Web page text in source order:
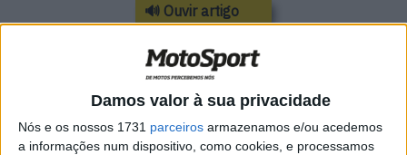
Damos valor à sua privacidade
Nós e os nossos 1731 parceiros armazenamos e/ou acedemos
a informações num dispositivo, como cookies, e processamos
🔊 Ouvir artigo
Para Marco Melandri, 22 vezes vencedor de corridas do
WorldSBK, a capacidade de Razgatlioglu tem sido clara
desde as suas primeiras temporadas no WorldSBK,
particularmente a partir de 2019, ano em que o turco
conquistou a sua primeira vitória em Magny-Cours.